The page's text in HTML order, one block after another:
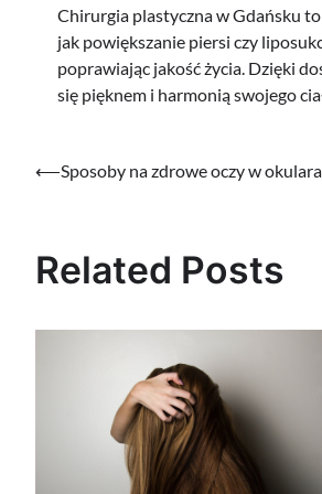
Chirurgia plastyczna w Gdańsku
jak powiększanie piersi czy
poprawiając jakość życia. Dzięki
się pięknem i harmonią swojego
Nawigacja
⟵Sposoby na zdrowe oczy w
Related Posts